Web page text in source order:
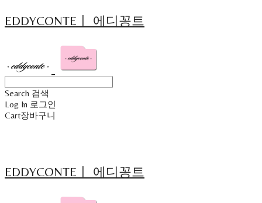
EDDYCONTEㅣ 에디꽁트
Search 검색
Log In 로그인
Cart장바구니
EDDYCONTEㅣ 에디꽁트